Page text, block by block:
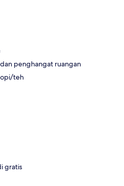
penghangat ruangan
teh
gratis